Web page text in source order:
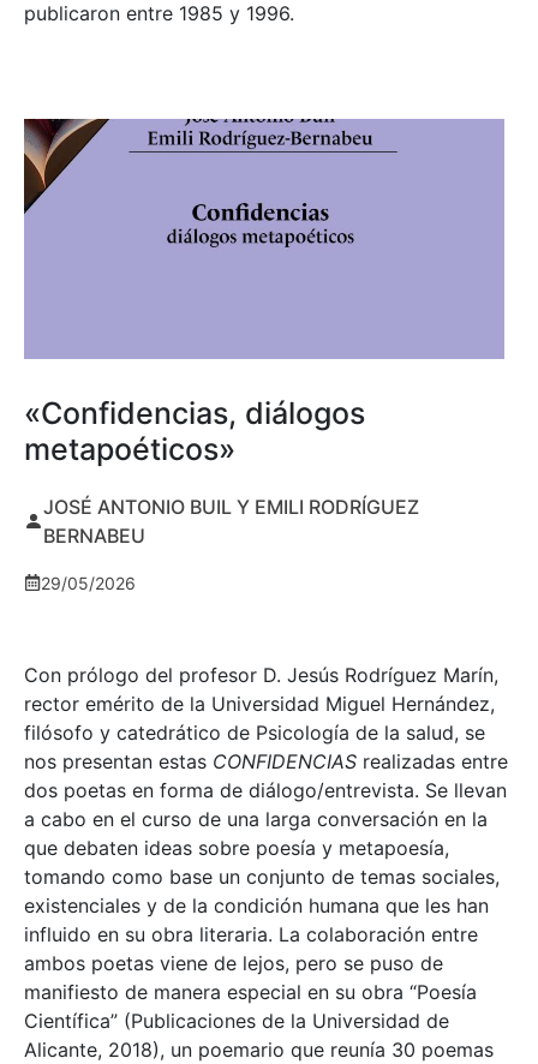
publicaron entre 1985 y 1996.
«Confidencias, diálogos
metapoéticos»
JOSÉ ANTONIO BUIL Y EMILI RODRÍGUEZ
BERNABEU
29/05/2026
Con prólogo del profesor D. Jesús Rodríguez Marín,
rector emérito de la Universidad Miguel Hernández,
filósofo y catedrático de Psicología de la salud, se
nos presentan estas CONFIDENCIAS realizadas entre
dos poetas en forma de diálogo/entrevista. Se llevan
a cabo en el curso de una larga conversación en la
que debaten ideas sobre poesía y metapoesía,
tomando como base un conjunto de temas sociales,
existenciales y de la condición humana que les han
influido en su obra literaria. La colaboración entre
ambos poetas viene de lejos, pero se puso de
manifiesto de manera especial en su obra “Poesía
Científica” (Publicaciones de la Universidad de
Alicante, 2018), un poemario que reunía 30 poemas